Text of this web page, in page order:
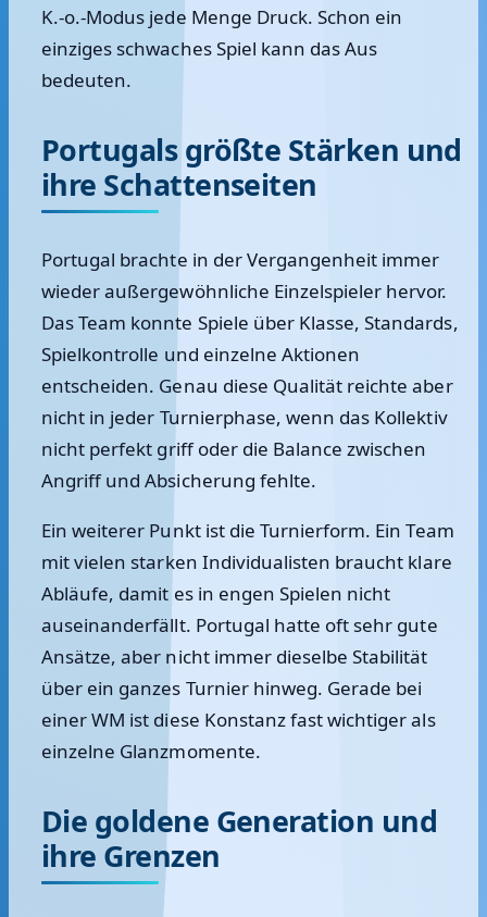
K.-o.-Modus jede Menge Druck. Schon ein
einziges schwaches Spiel kann das Aus
bedeuten.
Portugals größte Stärken und
ihre Schattenseiten
Portugal brachte in der Vergangenheit immer
wieder außergewöhnliche Einzelspieler hervor.
Das Team konnte Spiele über Klasse, Standards,
Spielkontrolle und einzelne Aktionen
entscheiden. Genau diese Qualität reichte aber
nicht in jeder Turnierphase, wenn das Kollektiv
nicht perfekt griff oder die Balance zwischen
Angriff und Absicherung fehlte.
Ein weiterer Punkt ist die Turnierform. Ein Team
mit vielen starken Individualisten braucht klare
Abläufe, damit es in engen Spielen nicht
auseinanderfällt. Portugal hatte oft sehr gute
Ansätze, aber nicht immer dieselbe Stabilität
über ein ganzes Turnier hinweg. Gerade bei
einer WM ist diese Konstanz fast wichtiger als
einzelne Glanzmomente.
Die goldene Generation und
ihre Grenzen